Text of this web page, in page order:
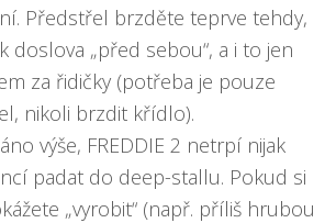
Předstřel brzděte teprve tehdy,
doslova „před sebou“, a i to jen
za řidičky (potřeba je pouze
nikoli brzdit křídlo).
výše, FREDDIE 2 netrpí nijak
padat do deep-stallu. Pokud si
„vyrobit“ (např. příliš hrubou